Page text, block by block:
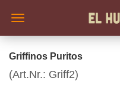
Griffinos Puritos
(Art.Nr.: Griff2)